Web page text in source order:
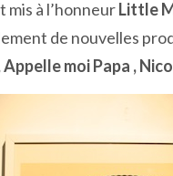
à l’honneurLittle
de nouvelles
Appelle moi Papa ,